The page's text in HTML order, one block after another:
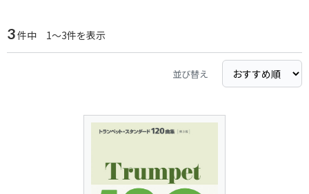
3件中 1～3件を表示
並び替え